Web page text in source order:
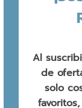
Al
de
solo